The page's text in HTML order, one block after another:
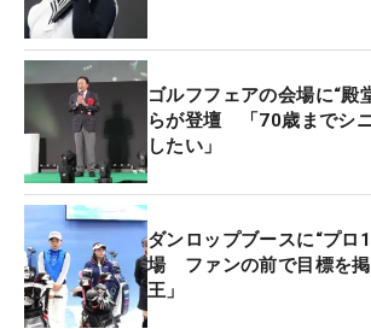
ゴルフフェアの会場に“殿
らが登壇 「70歳までシ
したい」
ダンロップブースに“プロ
場 ファンの前で目標を
王」